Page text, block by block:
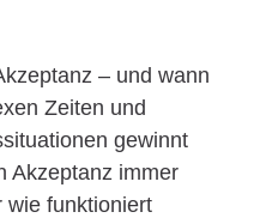
– und wann
Zeiten und
gewinnt
Akzeptanz immer
wie funktioniert